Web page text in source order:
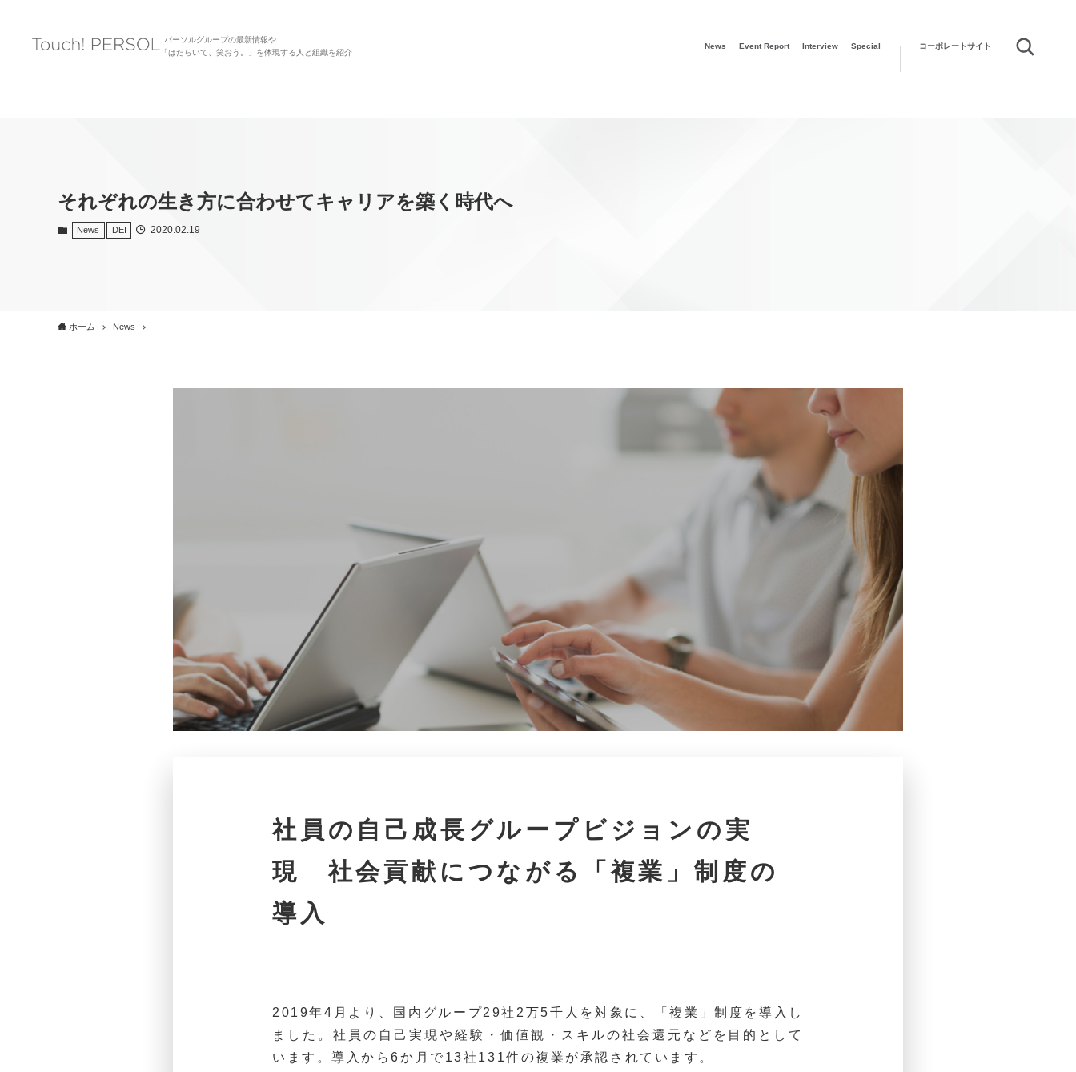
パーソルグループの最新情報や
「はたらいて、笑おう。」を体現する人と組織を紹介
News Event Report Interview Special コーポレートサイト
それぞれの生き方に合わせてキャリアを築く時代へ
News DEI 2020.02.19
ホーム News
社員の自己成長グループビジョンの実
現 社会貢献につながる「複業」制度の
導入
2019年4月より、国内グループ29社2万5千人を対象に、「複業」制度を導入し
ました。社員の自己実現や経験・価値観・スキルの社会還元などを目的として
います。導入から6か月で13社131件の複業が承認されています。